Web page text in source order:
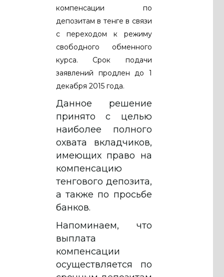
компенсации по
депозитам в тенге в связи
с переходом к режиму
свободного обменного
курса. Срок подачи
заявлений продлен до 1
декабря 2015 года.
Данное решение
принято с целью
наиболее полного
охвата вкладчиков,
имеющих право на
компенсацию
тенгового депозита,
а также по просьбе
банков.
Напоминаем, что
выплата
компенсации
осуществляется по